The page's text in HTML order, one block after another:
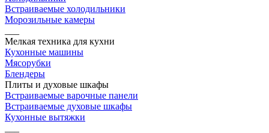
Встраиваемые холодильники
Морозильные камеры
Мелкая техника для кухни
Кухонные машины
Мясорубки
Блендеры
Плиты и духовые шкафы
Встраиваемые варочные панели
Встраиваемые духовые шкафы
Кухонные вытяжки